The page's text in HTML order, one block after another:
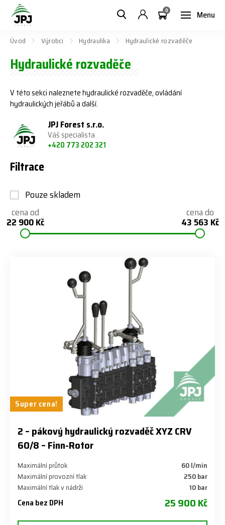
Menu
0
Úvod Výrobci Hydraulika Hydraulické rozvaděče
Hydraulické rozvaděče
V této sekci naleznete hydraulické rozvaděče, ovládání
hydraulických jeřábů a další.
JPJ Forest s.r.o.
Váš specialista
+420 773 202 321
Filtrace
Pouze skladem
cena od
22 900 Kč
cena do
43 563 Kč
Super cena!
​2 – pákový hydraulický rozvaděč XYZ CRV
60/8 – Finn-Rotor
Maximální průtok
60 l/min
Maximální provozní tlak
250 bar
Maximální tlak v nádrži
10 bar
Cena bez DPH 25 900 Kč